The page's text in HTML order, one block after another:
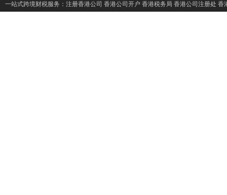
一站式跨境财税服务： 注册香港公司 香港公司开户 香港税务局 香港公司注册处 香